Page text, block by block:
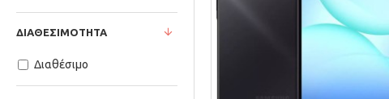
ΔΙΑΘΕΣΙΜΌΤΗΤΑ
Διαθέσιμο